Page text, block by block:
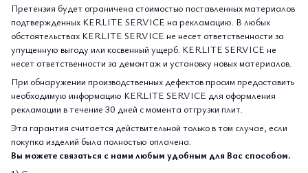
Претензия будет ограничена стоимостью поставленных материалов
подтвержденных KERLITE SERVICE на рекламацию. В любых
обстоятельствах KERLITE SERVICE не несет ответственности за
упущенную выгоду или косвенный ущерб. KERLITE SERVICE не
несет ответственности за демонтаж и установку новых материалов.
При обнаружении производственных дефектов просим предоставить
необходимую информацию KERLITE SERVICE для оформления
рекламации в течение 30 дней с момента отгрузки плит.
Эта гарантия считается действительной только в том случае, если
покупка изделий была полностью оплачена.
Вы можете связаться с нами любым удобным для Вас способом.